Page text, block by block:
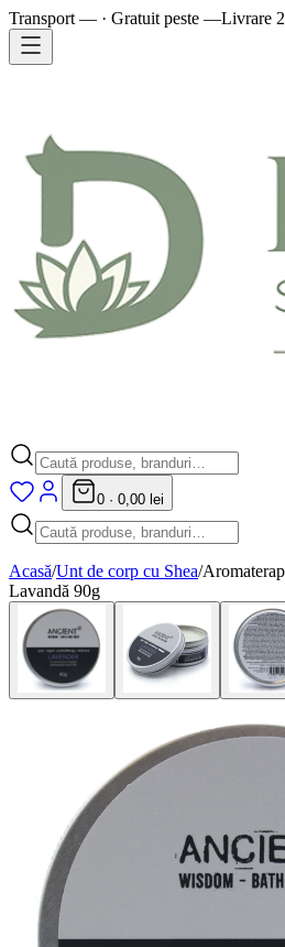
Transport — · Gratuit peste —Livrare
0 · 0,00 lei
Acasă/Unt de corp cu Shea/
Lavandă 90g